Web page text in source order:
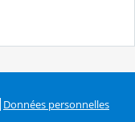
Données personnelles